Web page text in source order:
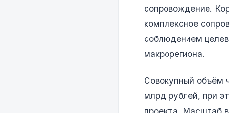
сопровождение.
комплексное
соблюдением
макрорегиона.
Совокупный объём
млрд рублей, при
проекта. Масштаб